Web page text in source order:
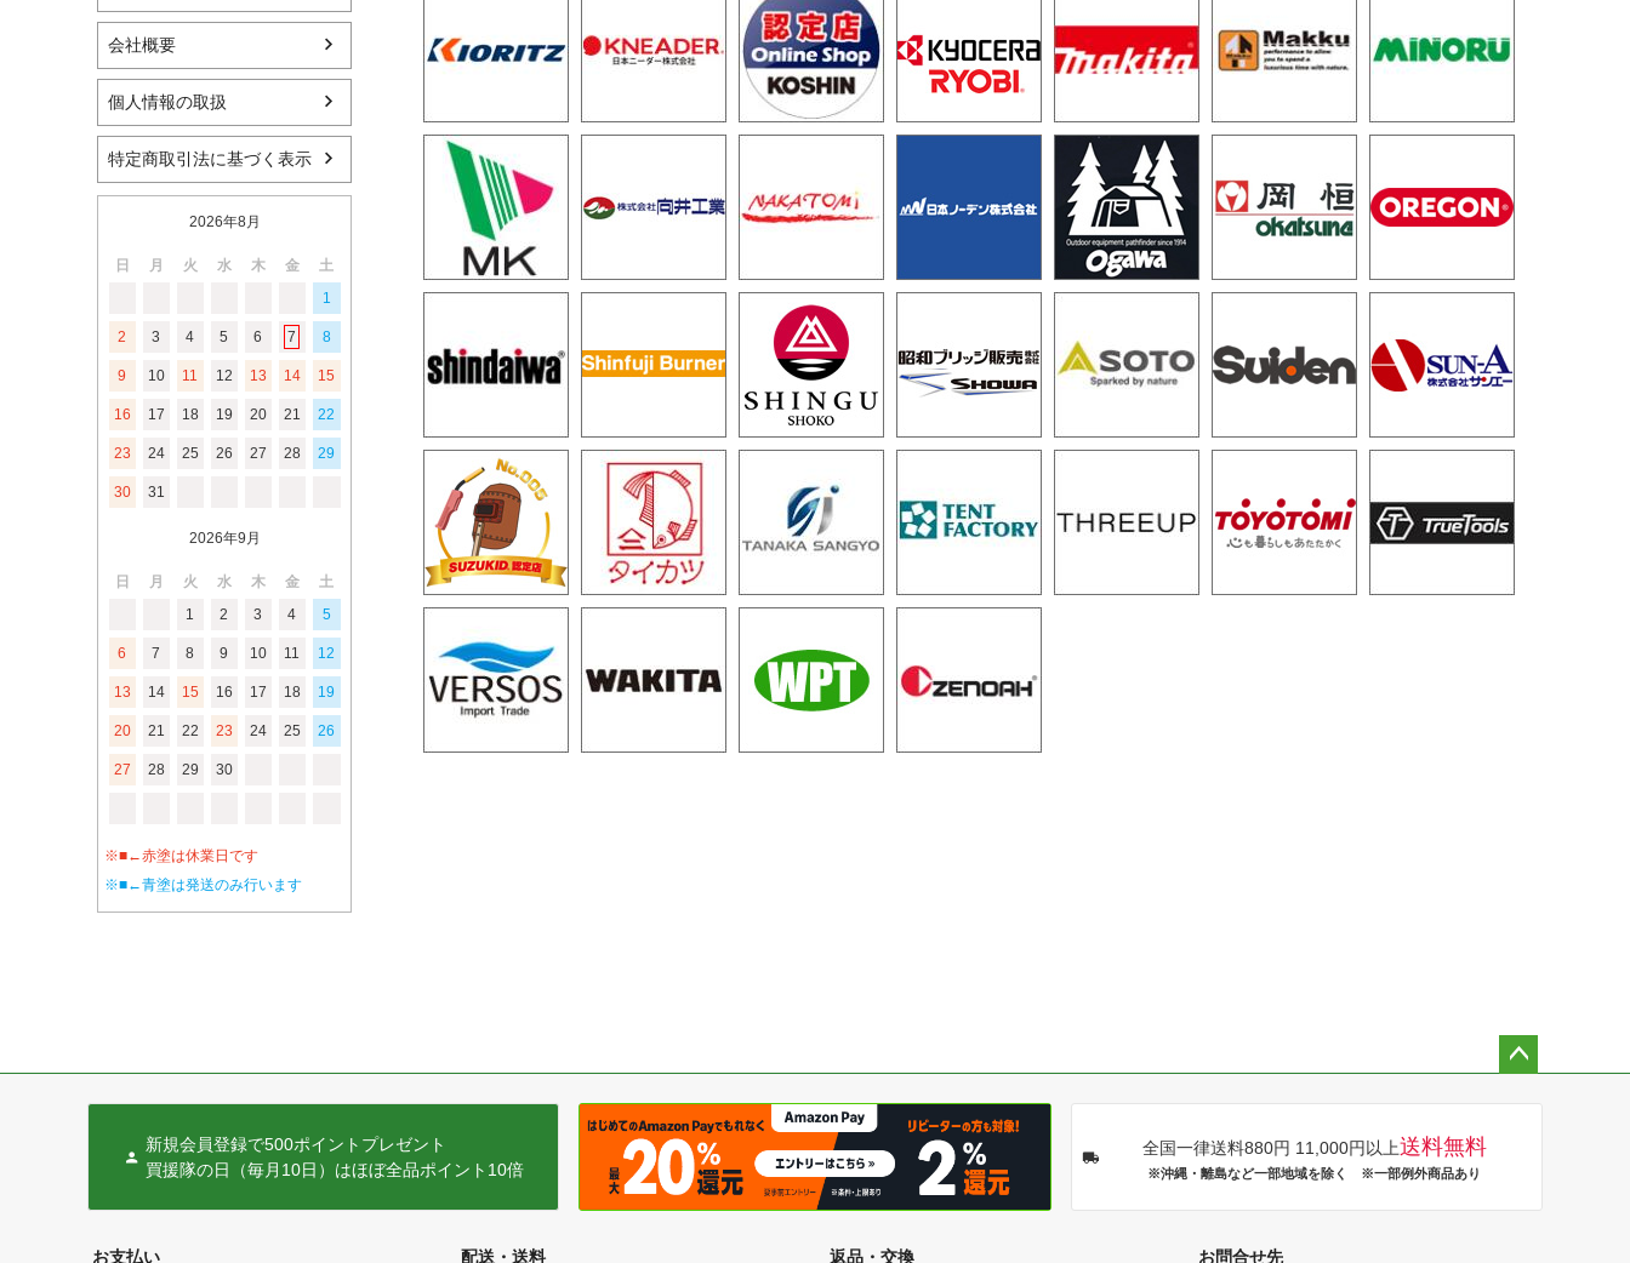
会社概要
個人情報の取扱
特定商取引法に基づく表示
2026年8月
日 月 火 水 木 金
土
1
2 3 4 5 6 7 8
9 10 11 12 13 14 15
16 17 18 19 20 21 22
23 24 25 26 27 28 29
30 31
2026年9月
日 月 火 水 木 金
土
1
2 3 4 5
6 7 8 9 10 11 12
13 14 15 16 17 18 19
20 21 22 23 24 25 26
27 28 29 30
※■←赤塗は休業日です
※■←青塗は発送のみ行います
新規会員登録で500ポイントプレゼント
買援隊の日（毎月10日）はほぼ全品ポイント10倍
全国一律送料880円 11,000円以上送料無料
※沖縄・離島など一部地域を除く ※一部例外商品あり
お支払い 配送・送料 返品・交換 お問合せ先